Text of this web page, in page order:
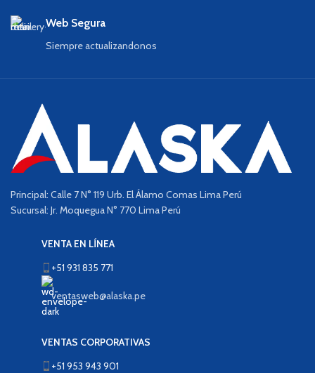
Web Segura
Siempre actualizandonos
Principal: Calle 7 N° 119 Urb. El Álamo Comas Lima Perú
Sucursal: Jr. Moquegua N° 770 Lima Perú
VENTA EN LÍNEA
+51 931 835 771
ventasweb@alaska.pe
VENTAS CORPORATIVAS
+51 953 943 901